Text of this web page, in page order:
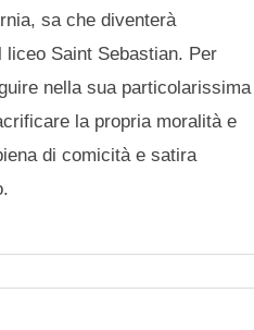
sa che diventerà
Saint Sebastian. Per
nella sua particolarissima
la propria moralità e
di comicità e satira